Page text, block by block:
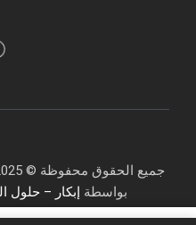
جميع الحقوق محفوظة © 2025
بواسطة إبكار – حلول